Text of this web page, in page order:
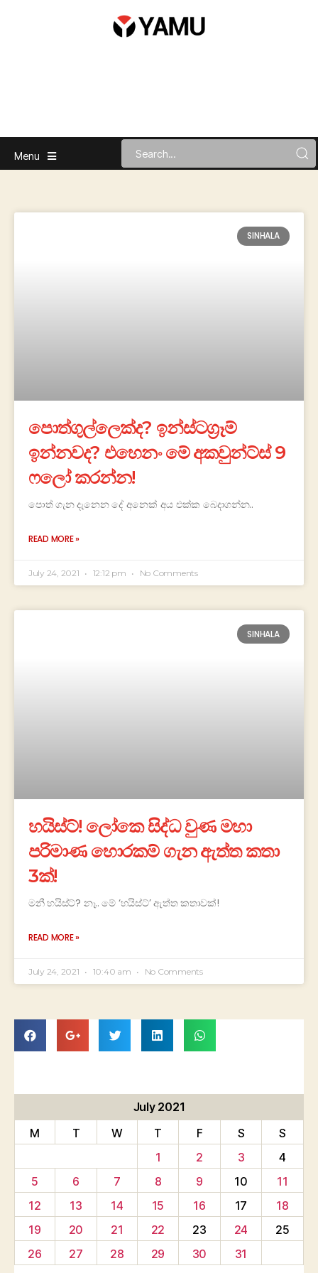
Menu
SINHALA
පොත්ගුල්ලෙක්ද? ඉන්ස්ටග්‍රෑම්
ඉන්නවද? එහෙනං මේ අකවුන්ට්ස් 9
ෆලෝ කරන්න!
පොත් ගැන දැනෙන දේ අනෙක් අය එක්ක බෙදාගන්න..
READ MORE »
July 24, 2021 12:12 pm No Comments
SINHALA
හයිස්ට්! ලෝකෙ සිද්ධ වුණ මහා
පරිමාණ හොරකම් ගැන ඇත්ත කතා
3ක්!
මනී හයිස්ට්? නෑ.. මේ ‘හයිස්ට්’ ඇත්ත කතාවක්!
READ MORE »
July 24, 2021 10:40 am No Comments
July 2021
M
T W T F S
S
1
2 3
4
5
6 7 8 9 10
11
12
13 14 15 16 17
18
19
20 21 22 23 24
25
26
27 28 29 30 31